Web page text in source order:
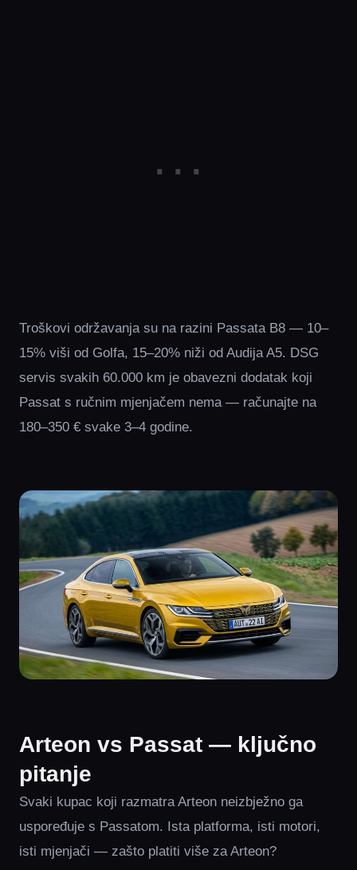
Troškovi održavanja su na razini Passata B8 — 10–
15% viši od Golfa, 15–20% niži od Audija A5. DSG
servis svakih 60.000 km je obavezni dodatak koji
Passat s ručnim mjenjačem nema — računajte na
180–350 € svake 3–4 godine.
Arteon vs Passat — ključno
pitanje
Svaki kupac koji razmatra Arteon neizbježno ga
uspoređuje s Passatom. Ista platforma, isti motori,
isti mjenjači — zašto platiti više za Arteon?